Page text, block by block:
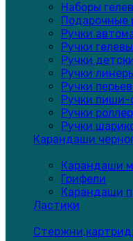
Наборы
Подарочные
Ручки
Ручки
Ручки
Ручки
Ручки
Ручки пиши-
Ручки
Ручки
Карандаши
Карандаши
Грифели
Карандаши
Ластики